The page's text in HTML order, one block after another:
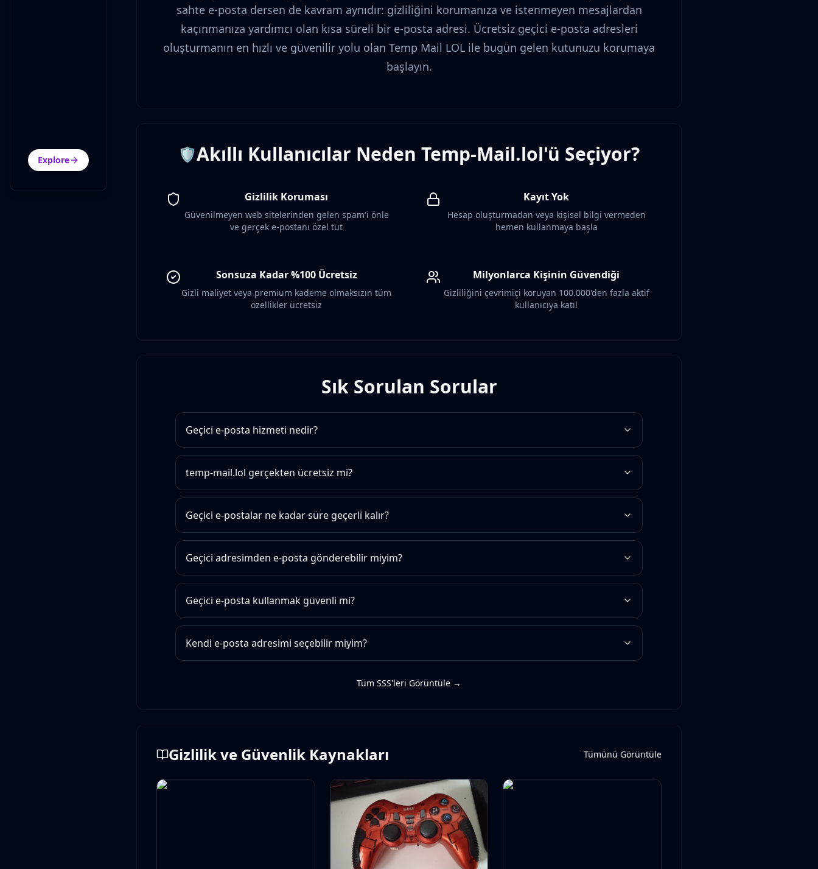
Explore
sahte e-posta dersen de kavram aynıdır: gizliliğini korumanıza ve istenmeyen mesajlardan
kaçınmanıza yardımcı olan kısa süreli bir e-posta adresi. Ücretsiz geçici e-posta adresleri
oluşturmanın en hızlı ve güvenilir yolu olan Temp Mail LOL ile bugün gelen kutunuzu korumaya
başlayın.
🛡️Akıllı Kullanıcılar Neden Temp-Mail.lol'ü Seçiyor?
Gizlilik Koruması
Güvenilmeyen web sitelerinden gelen spam'i önle
ve gerçek e-postanı özel tut
Kayıt Yok
Hesap oluşturmadan veya kişisel bilgi vermeden
hemen kullanmaya başla
Sonsuza Kadar %100 Ücretsiz
Gizli maliyet veya premium kademe olmaksızın tüm
özellikler ücretsiz
Milyonlarca Kişinin Güvendiği
Gizliliğini çevrimiçi koruyan 100.000'den fazla aktif
kullanıcıya katıl
Sık Sorulan Sorular
Geçici e-posta hizmeti nedir?
temp-mail.lol gerçekten ücretsiz mi?
Geçici e-postalar ne kadar süre geçerli kalır?
Geçici adresimden e-posta gönderebilir miyim?
Geçici e-posta kullanmak güvenli mi?
Kendi e-posta adresimi seçebilir miyim?
Tüm SSS'leri Görüntüle →
Gizlilik ve Güvenlik Kaynakları Tümünü Görüntüle